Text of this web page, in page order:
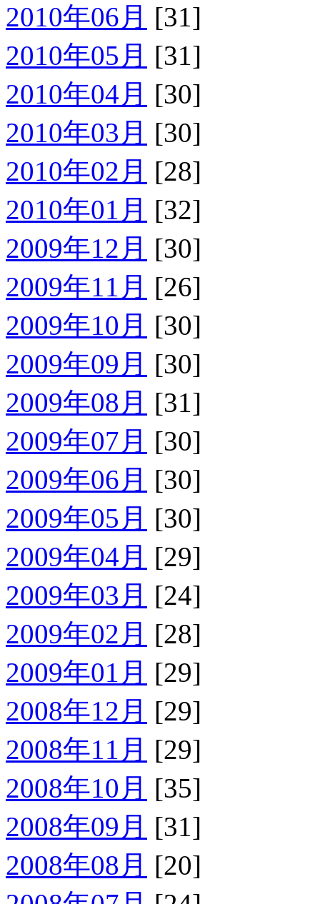
2010年06月 [31]
2010年05月 [31]
2010年04月 [30]
2010年03月 [30]
2010年02月 [28]
2010年01月 [32]
2009年12月 [30]
2009年11月 [26]
2009年10月 [30]
2009年09月 [30]
2009年08月 [31]
2009年07月 [30]
2009年06月 [30]
2009年05月 [30]
2009年04月 [29]
2009年03月 [24]
2009年02月 [28]
2009年01月 [29]
2008年12月 [29]
2008年11月 [29]
2008年10月 [35]
2008年09月 [31]
2008年08月 [20]